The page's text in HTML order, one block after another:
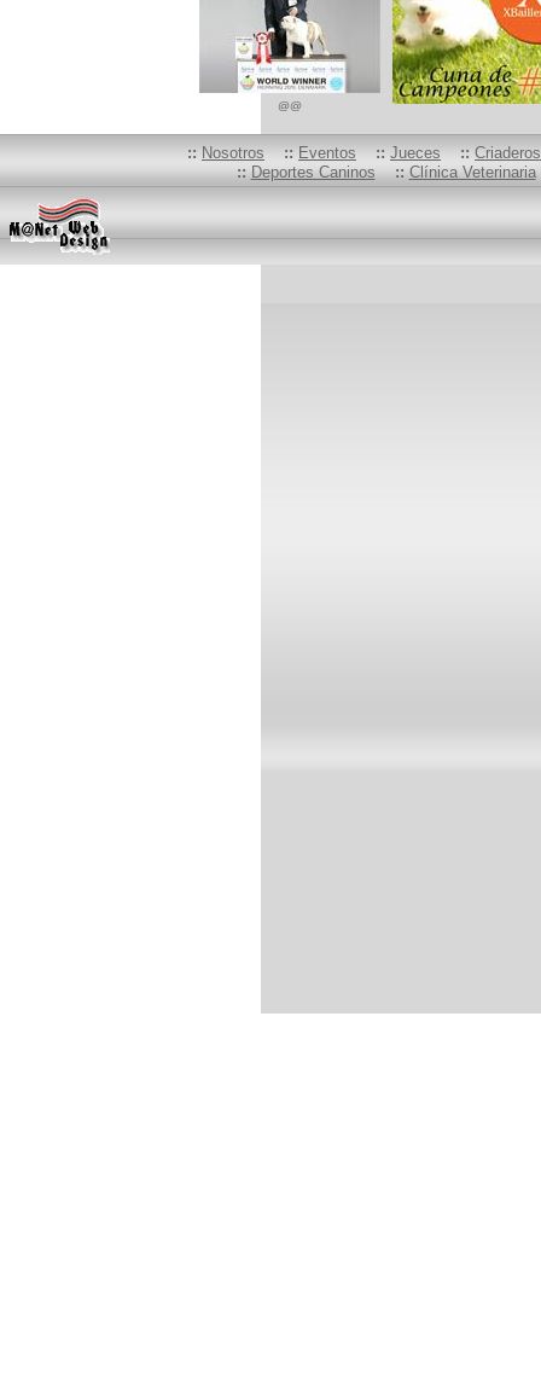
@@
:: Nosotros :: Eventos :: Jueces ::
:: Deportes Caninos :: Clínica Veterinaria